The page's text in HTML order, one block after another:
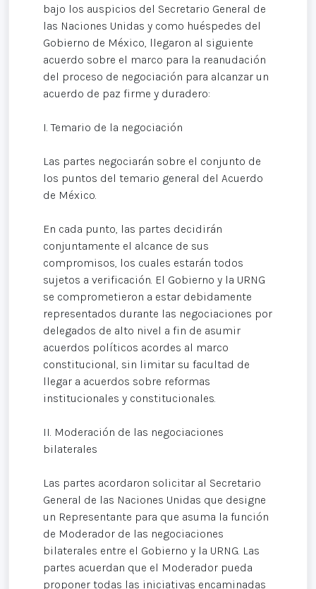
bajo los auspicios del Secretario General de
las Naciones Unidas y como huéspedes del
Gobierno de México, llegaron al siguiente
acuerdo sobre el marco para la reanudación
del proceso de negociación para alcanzar un
acuerdo de paz firme y duradero:
I. Temario de la negociación
Las partes negociarán sobre el conjunto de
los puntos del temario general del Acuerdo
de México.
En cada punto, las partes decidirán
conjuntamente el alcance de sus
compromisos, los cuales estarán todos
sujetos a verificación. El Gobierno y la URNG
se comprometieron a estar debidamente
representados durante las negociaciones por
delegados de alto nivel a fin de asumir
acuerdos políticos acordes al marco
constitucional, sin limitar su facultad de
llegar a acuerdos sobre reformas
institucionales y constitucionales.
II. Moderación de las negociaciones
bilaterales
Las partes acordaron solicitar al Secretario
General de las Naciones Unidas que designe
un Representante para que asuma la función
de Moderador de las negociaciones
bilaterales entre el Gobierno y la URNG. Las
partes acuerdan que el Moderador pueda
proponer todas las iniciativas encaminadas